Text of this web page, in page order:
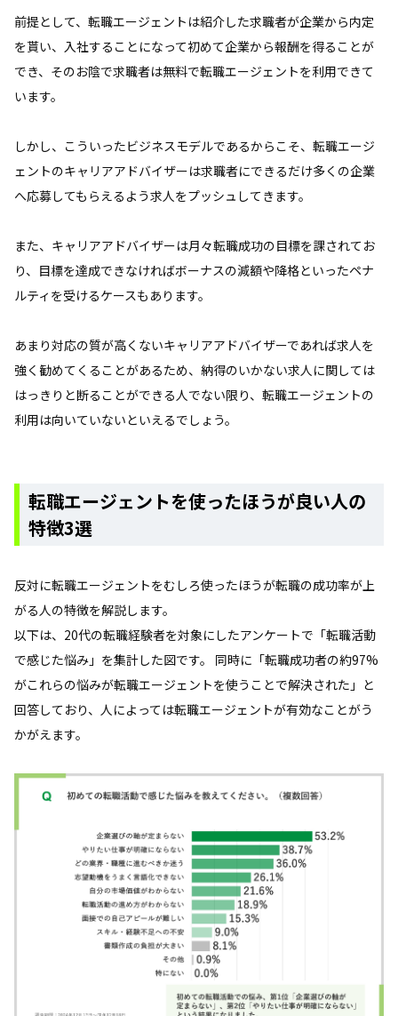
前提として、転職エージェントは紹介した求職者が企業から内定
を貰い、入社することになって初めて企業から報酬を得ることが
でき、そのお陰で求職者は無料で転職エージェントを利用できて
います。
しかし、こういったビジネスモデルであるからこそ、転職エージ
ェントのキャリアアドバイザーは求職者にできるだけ多くの企業
へ応募してもらえるよう求人をプッシュしてきます。
また、キャリアアドバイザーは月々転職成功の目標を課されてお
り、目標を達成できなければボーナスの減額や降格といったペナ
ルティを受けるケースもあります。
あまり対応の質が高くないキャリアアドバイザーであれば求人を
強く勧めてくることがあるため、納得のいかない求人に関しては
はっきりと断ることができる人でない限り、転職エージェントの
利用は向いていないといえるでしょう。
転職エージェントを使ったほうが良い人の
特徴3選
反対に転職エージェントをむしろ使ったほうが転職の成功率が上
がる人の特徴を解説します。
以下は、20代の転職経験者を対象にしたアンケートで「転職活動
で感じた悩み」を集計した図です。 同時に「転職成功者の約97%
がこれらの悩みが転職エージェントを使うことで解決された」と
回答しており、人によっては転職エージェントが有効なことがう
かがえます。